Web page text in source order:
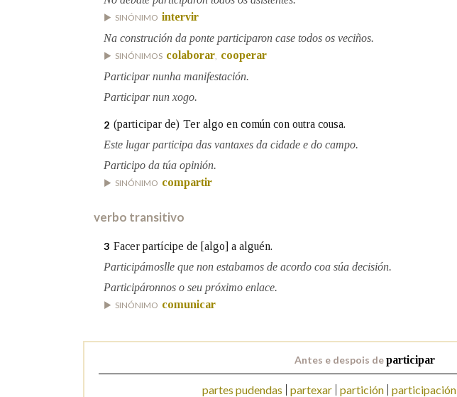
Contén
OUTRAS OPCIÓNS DE BUSCA
Marcas gramaticais
SINÓNIMO intervir
Na construción da ponte participaron case todos os veciños.
SINÓNIMOS colaborar, cooperar
Participar nunha manifestación.
Participar nun xogo.
2 (participar de) Ter algo en común con outra cousa.
Este lugar participa das vantaxes da cidade e do campo.
Participo da túa opinión.
SINÓNIMO compartir
verbo transitivo
3 Facer partícipe de [algo] a alguén.
Participámoslle que non estabamos de acordo coa súa decisión.
Participáronnos o seu próximo enlace.
SINÓNIMO comunicar
Antes e despois departicipar
partes pudendas partexar partición participación